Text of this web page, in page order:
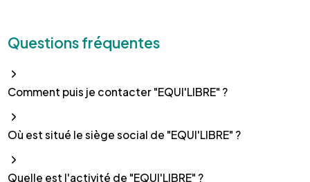
Questions fréquentes
Comment puis je contacter "EQUI'LIBRE" ?
Où est situé le siège social de "EQUI'LIBRE" ?
Quelle est l'activité de "EQUI'LIBRE" ?